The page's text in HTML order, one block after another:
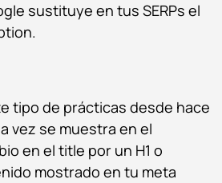
sustituye en tus SERPs el
tipo de prácticas desde hace
vez se muestra en el
en el title por un H1 o
mostrado en tu meta